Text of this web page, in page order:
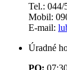
Tel.: 044/
Mobil:
E-mail:
Úradné
PO: